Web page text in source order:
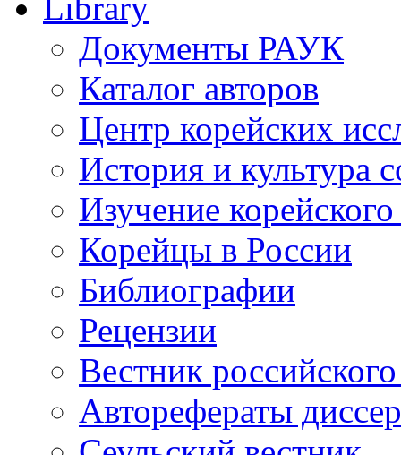
Library
Документы РАУК
Каталог авторов
Центр корейских
История и культура
Изучение
Корейцы в России
Библиографии
Рецензии
Вестник
Авторефераты